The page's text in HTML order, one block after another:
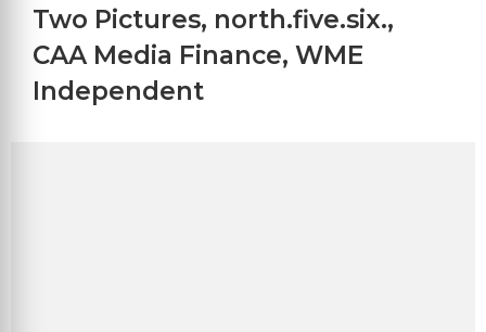
Two Pictures, north.five.six.,
CAA Media Finance, WME
Independent